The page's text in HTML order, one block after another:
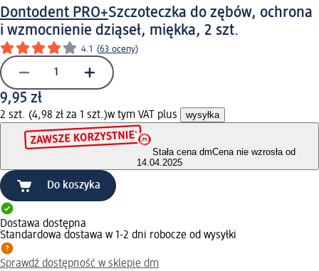
Dontodent PRO+Szczoteczka do zębów, ochrona
i wzmocnienie dziąseł, miękka, 2 szt.
4.1 (63 oceny)
9,95 zł
2 szt. (4,98 zł za 1 szt.)w tym VAT plus wysyłka
Stała cena dmCena nie wzrosła od
14.04.2025
Do koszyka
Dostawa dostępna
Standardowa dostawa w 1-2 dni robocze od wysyłki
Sprawdź dostępność w sklepie dm